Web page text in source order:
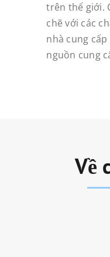
trên thế giới.
chẽ với các
nhà cung
nguồn cung
Về